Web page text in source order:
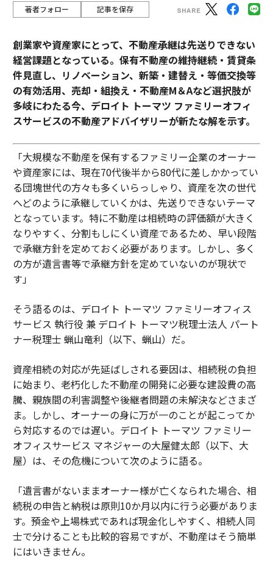
著者フォロー 記事を保存
創業家や資産家にとって、不動産承継は先送りできない
経営課題となっている。保有不動産の維持継続・賃貸条
件見直し、リノベーション、新築・建替え・等価交換等
の有効活用、売却・組換え・不動産М＆Aなど選択肢が
多岐にわたる今、デロイト トーマツ ファミリーオフィ
スサービスの不動産アドバイザリーが新たな解を示す。
「大規模な不動産を保有するファミリー企業のオーナー
や資産家には、現在70代後半から80代に差しかかってい
る団塊世代の方々も多くいらっしゃり、資産を次の世代
へどのように承継していくかは、先送りできないテーマ
となっています。特に不動産は相続時の評価額が大きく
なりやすく、分割もしにくい資産であるため、早い段階
で承継方針を定めておく必要があります。しかし、多く
の方が遺言書等で承継方針を定めていないのが現状で
す」
そう語るのは、デロイト トーマツ ファミリーオフィス
サービス 執行役 兼 デロイト トーマツ税理士法人 パート
ナー税理士 蝋山竜利（以下、蝋山）だ。
資産相続の対応が先延ばしされる要因は、相続税の負担
に始まり、老朽化した不動産の開発に必要な建設費の高
騰、親族間の利害調整や後継者問題の未解決などさまざ
ま。しかし、オーナーの身に万が一のことが起こってか
ら対応するのでは遅い。デロイト トーマツ ファミリー
オフィスサービス マネジャーの大屋健太郎（以下、大
屋）は、その危機について次のように語る。
「遺言書がないままオーナー様が亡くなられた場合、相
続税の申告と納税は原則10か月以内に行う必要がありま
す。預金や上場株式であれば現金化しやすく、相続人同
士で分けることも比較的容易ですが、不動産はそう簡単
にはいきません。